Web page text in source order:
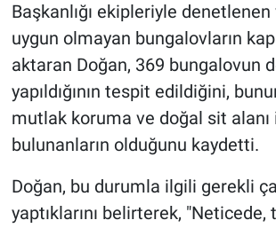
Başkanlığı ekipleriyle
uygun olmayan bungalovların
aktaran Doğan, 369 bungalovun
yapıldığının tespit edildiğini,
mutlak koruma ve doğal sit alanı
bulunanların olduğunu kaydetti.
Doğan, bu durumla ilgili gerekli
yaptıklarını belirterek,
Programlar
Sağlık
Spor
Türkiye'nin Geleceği